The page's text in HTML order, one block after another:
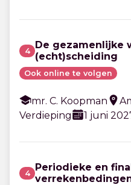
4
De gezamenlijke
(echt)scheiding
Ook online te volgen
mr. C. Koopman
Verdieping
1 juni
4
Periodieke en